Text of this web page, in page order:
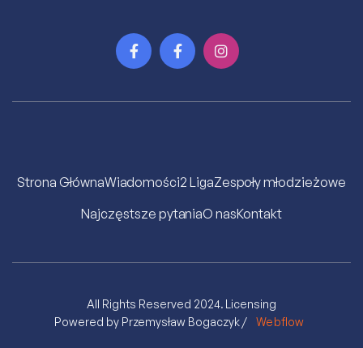
  
Strona GłównaWiadomości2 LigaZespoły młodzieżowe
Najczęstsze pytaniaO nasKontakt
All Rights Reserved 2024. Licensing
Powered by Przemysław Bogaczyk /
Webflow